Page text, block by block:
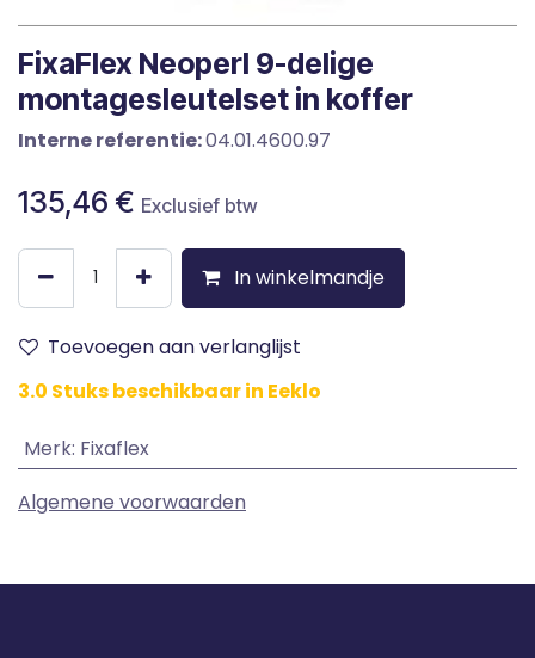
FixaFlex Neoperl 9-delige
montagesleutelset in koffer
Interne referentie:04.01.4600.97
135,46 € Exclusief btw
In winkelmandje
Toevoegen aan verlanglijst
3.0 Stuks beschikbaar in Eeklo
Merk: Fixaflex
Algemene voorwaarden